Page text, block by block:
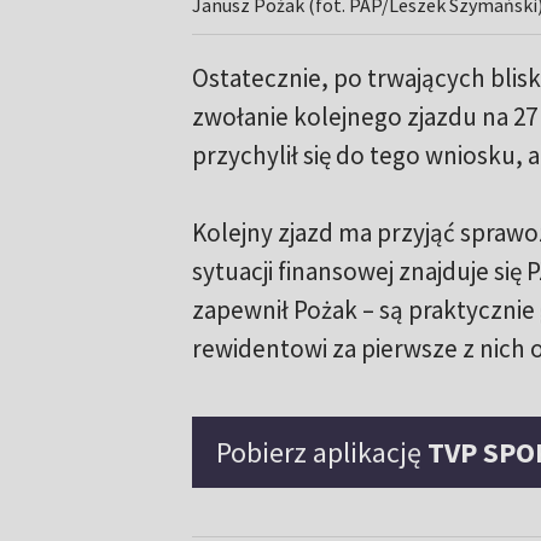
Pobierz aplikacjęTVP
#PZKOL
UDOSTĘPNIJ NA FACEBOOKU